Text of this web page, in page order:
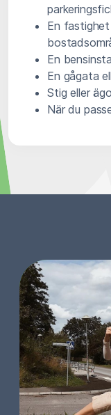
En
En
En gågata
Stig eller
När du